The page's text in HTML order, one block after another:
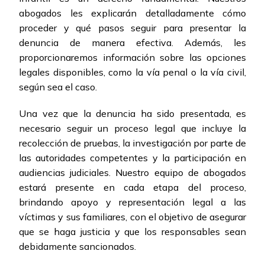
abogados les explicarán detalladamente cómo
proceder y qué pasos seguir para presentar la
denuncia de manera efectiva. Además, les
proporcionaremos información sobre las opciones
legales disponibles, como la vía penal o la vía civil,
según sea el caso.
Una vez que la denuncia ha sido presentada, es
necesario seguir un proceso legal que incluye la
recolección de pruebas, la investigación por parte de
las autoridades competentes y la participación en
audiencias judiciales. Nuestro equipo de abogados
estará presente en cada etapa del proceso,
brindando apoyo y representación legal a las
víctimas y sus familiares, con el objetivo de asegurar
que se haga justicia y que los responsables sean
debidamente sancionados.